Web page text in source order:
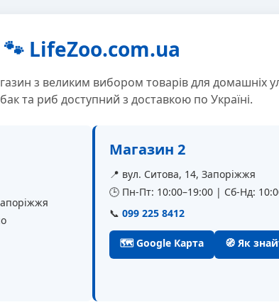
🐾 LifeZoo.com.ua
з великим вибором товарів для домашніх
та риб доступний з доставкою по Україні.
Магазин 2
📍 вул. Ситова, 14, Запоріжжя
🕒 Пн-Пт: 10:00–19:00 | Сб-Нд:
📞 099 225 8412
🗺 Google Карта 🧭 Як